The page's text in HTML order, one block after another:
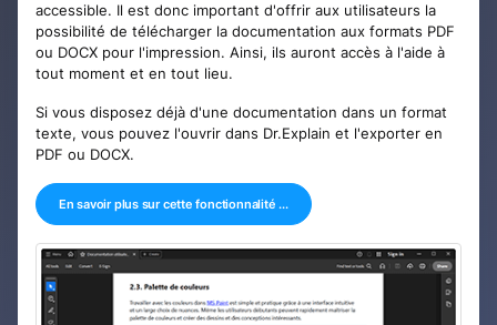
accessible. Il est donc important d'offrir aux utilisateurs la
possibilité de télécharger la documentation aux formats PDF
ou DOCX pour l'impression. Ainsi, ils auront accès à l'aide à
tout moment et en tout lieu.
Si vous disposez déjà d'une documentation dans un format
texte, vous pouvez l'ouvrir dans Dr.Explain et l'exporter en
PDF ou DOCX.
En savoir plus sur cette fonctionnalité ...